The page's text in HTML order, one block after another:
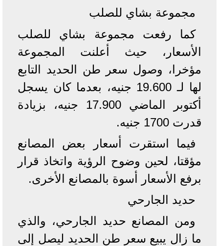
مجموعة بشاي للصلب
كما رفعت مجموعة بشاي للصلب
الأسعار، حيث أعلنت المجموعة
مؤخرا، وصول سعر طن الحديد التابع
لها لـ 19.600 جنيه، بعدما كان يسجل
أكتوبر الماضي 17.900 جنيه، بزيادة
قدرت 1700 جنيه.
فيما استقرت أسعار بعض المصانع
مؤقتا، لحين وضوح الرؤية واتخاذ قرار
برفع الأسعار أسوة بالمصانع الأخرى.
حديد الجارحي
ومن المصانع حديد الجارحي، والذي
ما زال يبيع سعر طن الحديد ليصل إلى